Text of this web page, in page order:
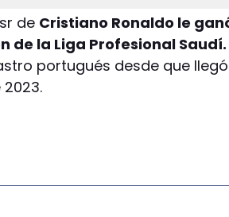
de Cristiano Ronaldo le
de la Liga Profesional Saudí.
portugués desde que